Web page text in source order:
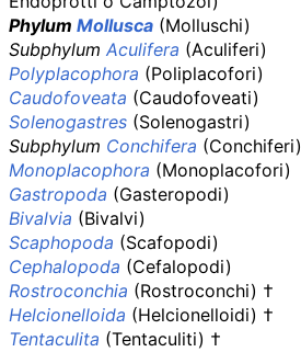
Phylum Mollusca (Molluschi)
Subphylum Aculifera (Aculiferi)
Polyplacophora (Poliplacofori)
Caudofoveata (Caudofoveati)
Solenogastres (Solenogastri)
Subphylum Conchifera (Conchiferi)
Monoplacophora (Monoplacofori)
Gastropoda (Gasteropodi)
Bivalvia (Bivalvi)
Scaphopoda (Scafopodi)
Cephalopoda (Cefalopodi)
Rostroconchia (Rostroconchi) †
Helcionelloida (Helcionelloidi) †
Tentaculita (Tentaculiti) †